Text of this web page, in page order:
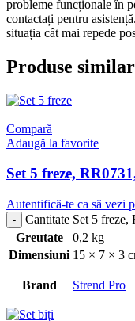
probleme funcționale în
contactați pentru
situația cât mai repede
Produse
Compară
Adaugă la favorite
Set 5 freze,
Autentifică-te ca să vezi
Cantitate Set 5 freze,
Greutate
0,2 kg
Dimensiuni 15 × 7 × 3
Brand Strend Pro